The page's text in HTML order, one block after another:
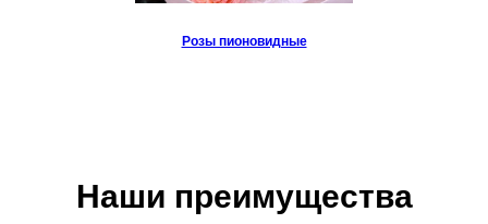
Розы пионовидные
Наши преимущества